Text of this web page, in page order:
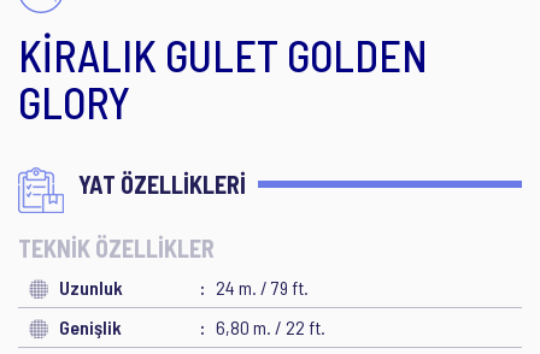
KİRALIK GULET GOLDEN
GLORY
YAT ÖZELLİKLERİ
TEKNİK ÖZELLİKLER
Uzunluk
24 m. / 79 ft.
Genişlik
6,80 m. / 22 ft.